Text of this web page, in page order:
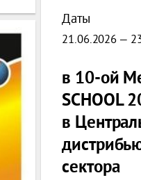
Даты
21.06.2026 —
в 10-ой
SCHOOL
в
сектора